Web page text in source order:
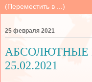
25 февраля 2021
АБСОЛЮТНЫЕ
25.02.2021